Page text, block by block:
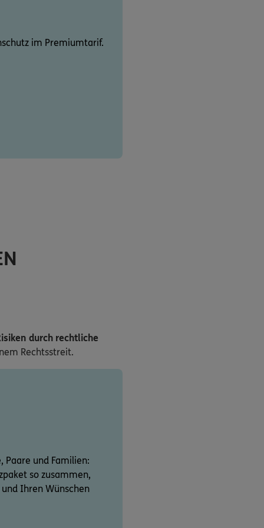
im Premiumtarif.
durch rechtliche
Rechtsstreit.
Paare und Familien:
so zusammen,
Ihren Wünschen